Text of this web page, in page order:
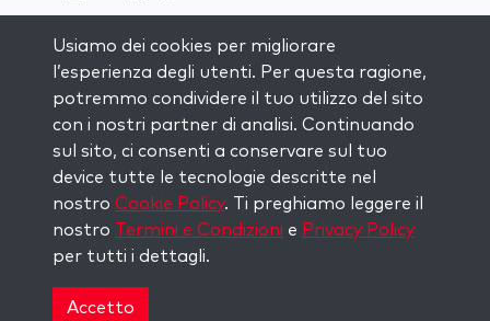
RIMANI AGGIORNATO
Iscriviti alla nostra mailing list e ricevi
ispirazione ogni settimana nella tua
casella di posta.
Iscriviti
reserved.
Usiamo dei cookies per migliorare
l’esperienza degli utenti. Per questa ragione,
potremmo condividere il tuo utilizzo del sito
con i nostri partner di analisi. Continuando
sul sito, ci consenti a conservare sul tuo
device tutte le tecnologie descritte nel
nostro Cookie Policy. Ti preghiamo leggere il
nostro Termini e Condizioni e Privacy Policy
per tutti i dettagli.
Accetto